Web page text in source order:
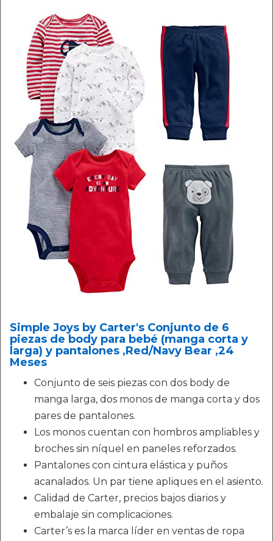
Simple Joys by Carter's Conjunto de 6
piezas de body para bebé (manga corta y
larga) y pantalones ,Red/Navy Bear ,24
Meses
Conjunto de seis piezas con dos body de
manga larga, dos monos de manga corta y dos
pares de pantalones.
Los monos cuentan con hombros ampliables y
broches sin níquel en paneles reforzados.
Pantalones con cintura elástica y puños
acanalados. Un par tiene apliques en el asiento.
Calidad de Carter, precios bajos diarios y
embalaje sin complicaciones.
Carter’s es la marca líder en ventas de ropa